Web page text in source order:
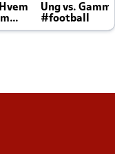
Ung vs.
#football